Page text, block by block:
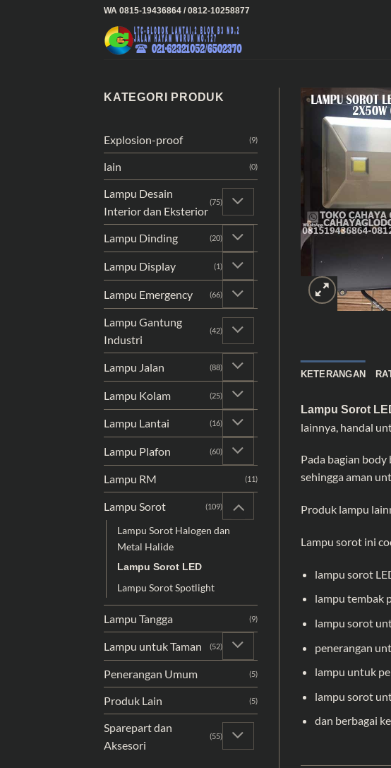
WA 0815-19436864 / 0812-10258877
KATEGORI PRODUK
Explosion-proof (9)
lain (0)
Lampu Desain
Interior dan Eksterior
(75)
Lampu Dinding (20)
Lampu Display (1)
Lampu Emergency (66)
Lampu Gantung
Industri
(42)
Lampu Jalan (88)
Lampu Kolam (25)
Lampu Lantai (16)
Lampu Plafon (60)
Lampu RM (11)
Lampu Sorot (109)
Lampu Sorot Halogen dan
Metal Halide
Lampu Sorot LED
Lampu Sorot Spotlight
Lampu Tangga (9)
Lampu untuk Taman (52)
Penerangan Umum (5)
Produk Lain (5)
Sparepart dan
Aksesori
(55)
KETERANGAN
Lampu Sorot
lainnya, handal
Pada bagian
sehingga aman
Produk lampu
Lampu sorot ini
lampu sorot
lampu tembak
lampu sorot
penerangan
lampu untuk
lampu sorot
dan berbagai